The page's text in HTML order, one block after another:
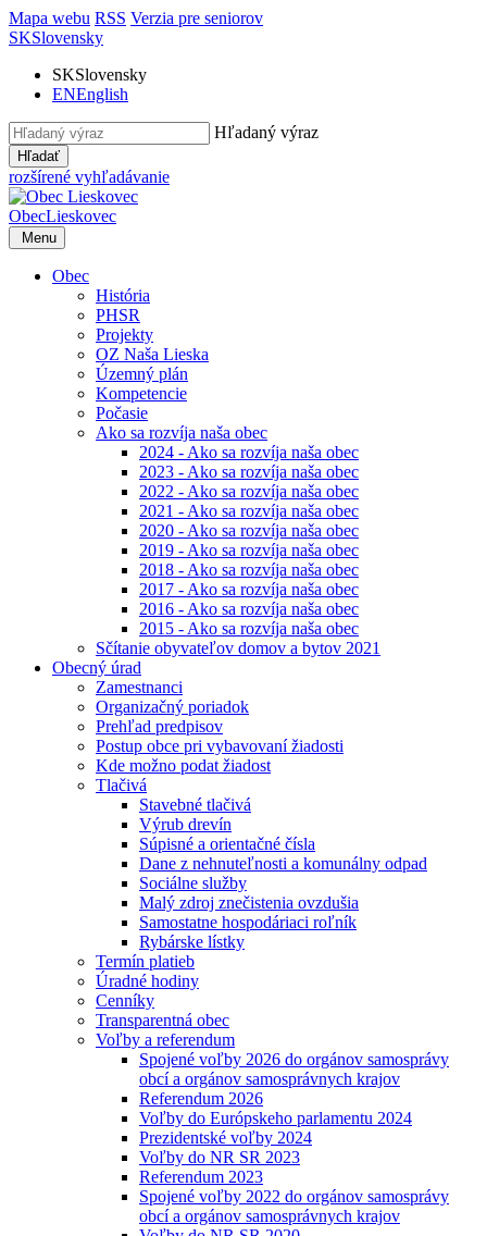
Mapa webu RSS Verzia pre seniorov
SKSlovensky
SKSlovensky
ENEnglish
Hľadaný výraz
Hľadať
rozšírené vyhľadávanie
ObecLieskovec
Menu
Obec
História
PHSR
Projekty
OZ Naša Lieska
Územný plán
Kompetencie
Počasie
Ako sa rozvíja naša obec
2024 - Ako sa rozvíja naša obec
2023 - Ako sa rozvíja naša obec
2022 - Ako sa rozvíja naša obec
2021 - Ako sa rozvíja naša obec
2020 - Ako sa rozvíja naša obec
2019 - Ako sa rozvíja naša obec
2018 - Ako sa rozvíja naša obec
2017 - Ako sa rozvíja naša obec
2016 - Ako sa rozvíja naša obec
2015 - Ako sa rozvíja naša obec
Sčítanie obyvateľov domov a bytov 2021
Obecný úrad
Zamestnanci
Organizačný poriadok
Prehľad predpisov
Postup obce pri vybavovaní žiadosti
Kde možno podat žiadost
Tlačivá
Stavebné tlačivá
Výrub drevín
Súpisné a orientačné čísla
Dane z nehnuteľnosti a komunálny odpad
Sociálne služby
Malý zdroj znečistenia ovzdušia
Samostatne hospodáriaci roľník
Rybárske lístky
Termín platieb
Úradné hodiny
Cenníky
Transparentná obec
Voľby a referendum
Spojené voľby 2026 do orgánov samosprávy
obcí a orgánov samosprávnych krajov
Referendum 2026
Voľby do Európskeho parlamentu 2024
Prezidentské voľby 2024
Voľby do NR SR 2023
Referendum 2023
Spojené voľby 2022 do orgánov samosprávy
obcí a orgánov samosprávnych krajov